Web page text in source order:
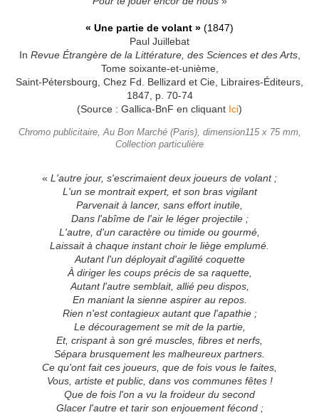
« Une partie de volant » (1847)
Paul Juillebat
In Revue Étrangère de la Littérature, des Sciences et des Arts,
Tome soixante-et-unième,
Saint-Pétersbourg, Chez Fd. Bellizard et Cie, Libraires-Éditeurs,
1847, p. 70-74
(Source : Gallica-BnF en cliquant Ici)
Chromo publicitaire, Au Bon Marché (Paris), dimension115 x 75 mm,
Collection particulière
« L'autre jour, s'escrimaient deux joueurs de volant ;
L'un se montrait expert, et son bras vigilant
Parvenait à lancer, sans effort inutile,
Dans l'abîme de l'air le léger projectile ;
L'autre, d'un caractère ou timide ou gourmé,
Laissait à chaque instant choir le liège emplumé.
Autant l'un déployait d'agilité coquette
À diriger les coups précis de sa raquette,
Autant l'autre semblait, allié peu dispos,
En maniant la sienne aspirer au repos.
Rien n'est contagieux autant que l'apathie ;
Le découragement se mit de la partie,
Et, crispant à son gré muscles, fibres et nerfs,
Sépara brusquement les malheureux partners.
Ce qu'ont fait ces joueurs, que de fois vous le faites,
Vous, artiste et public, dans vos communes fêtes !
Que de fois l'on a vu la froideur du second
Glacer l'autre et tarir son enjouement fécond ;